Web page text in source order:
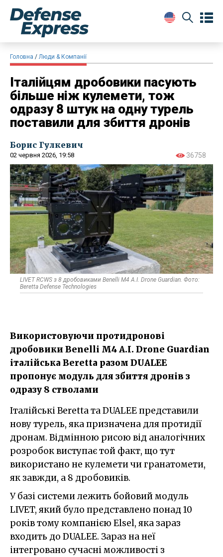
Головна Люди & Компанії
Італійцям дробовики пасують
більше ніж кулемети, тож
одразу 8 штук на одну турель
поставили для збиття дронів
Борис Гулкевич
02 червня 2026, 19:58 36758
LIVET RCWS з 8 дробовиками Benelli M4 A.I. Drone Guardian. Фото:
Beretta Defense Technologies
Використовуючи протидронові
дробовики Benelli M4 A.I. Drone Guardian
італійська Beretta разом DUALEE
пропонує модуль для збиття дронів з
одразу 8 стволами
Італійські Beretta та DUALEE представили
нову турель, яка призначена для протидії
дронам. Відмінною рисою від аналогічних
розробок виступає той факт, що тут
використано не кулемети чи гранатомети,
як завжди, а 8 дробовиків.
У базі системи лежить бойовий модуль
LIVET, який було представлено понад 10
років тому компанією Elsel, яка зараз
входить до DUALEE. Зараз на неї
інтегровано сучасні можливості з